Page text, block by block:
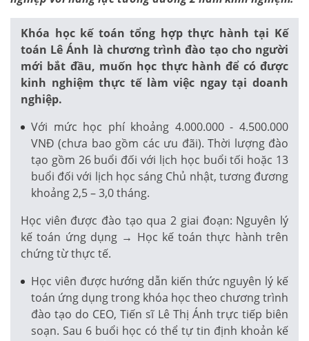
Khóa học kế toán tổng hợp thực hành tại Kế
toán Lê Ánh là chương trình đào tạo cho người
mới bắt đầu, muốn học thực hành để có được
kinh nghiệm thực tế làm việc ngay tại doanh
nghiệp.
Với mức học phí khoảng 4.000.000 - 4.500.000
VNĐ (chưa bao gồm các ưu đãi). Thời lượng đào
tạo gồm 26 buổi đối với lịch học buổi tối hoặc 13
buổi đối với lịch học sáng Chủ nhật, tương đương
khoảng 2,5 – 3,0 tháng.
Học viên được đào tạo qua 2 giai đoạn: Nguyên lý
kế toán ứng dụng → Học kế toán thực hành trên
chứng từ thực tế.
Học viên được hướng dẫn kiến thức nguyên lý kế
toán ứng dụng trong khóa học theo chương trình
đào tạo do CEO, Tiến sĩ Lê Thị Ánh trực tiếp biên
soạn. Sau 6 buổi học có thể tự tin định khoản kế